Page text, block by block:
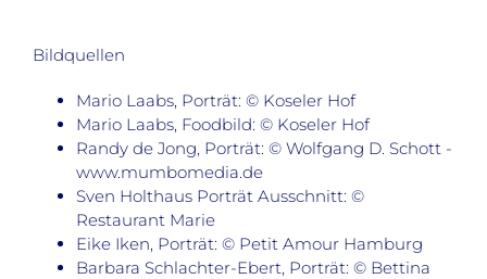
Bildquellen
Mario Laabs, Porträt: © Koseler Hof
Mario Laabs, Foodbild: © Koseler Hof
Randy de Jong, Porträt: © Wolfgang D. Schott -
www.mumbomedia.de
Sven Holthaus Porträt Ausschnitt: ©
Restaurant Marie
Eike Iken, Porträt: © Petit Amour Hamburg
Barbara Schlachter-Ebert, Porträt: © Bettina